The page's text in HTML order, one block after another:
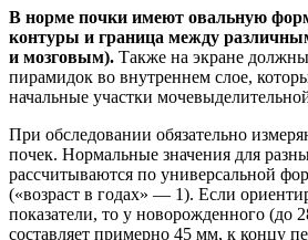
В норме почки имеют овальную
контуры и граница между
и мозговым). Также на экране
пирамидок во внутреннем слое,
начальные участки
При обследовании обязательно
почек. Нормальные значения для
рассчитываются по универсальной
(«возраст в годах» — 1). Если
показатели, то у новорожденного (до
составляет примерно 45 мм, к концу